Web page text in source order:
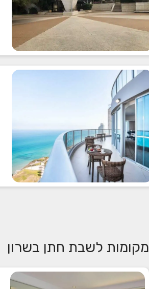
מקומות לשבת חתן בשרון